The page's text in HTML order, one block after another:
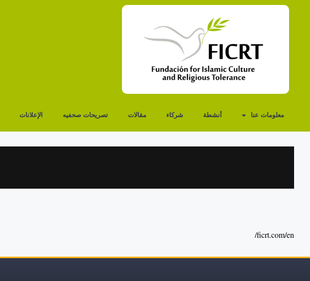
معلومات عنا أنشطة شركاء مقالات تصريحات صحفيه الإعلانات
ficrt.com/en/